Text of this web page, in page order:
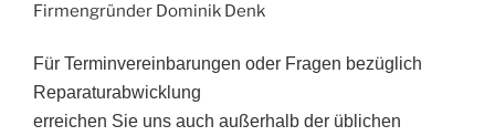
Firmengründer Dominik Denk
Für Terminvereinbarungen oder Fragen bezüglich
Reparaturabwicklung
erreichen Sie uns auch außerhalb der üblichen